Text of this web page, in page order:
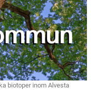
biotoper inom Alvesta